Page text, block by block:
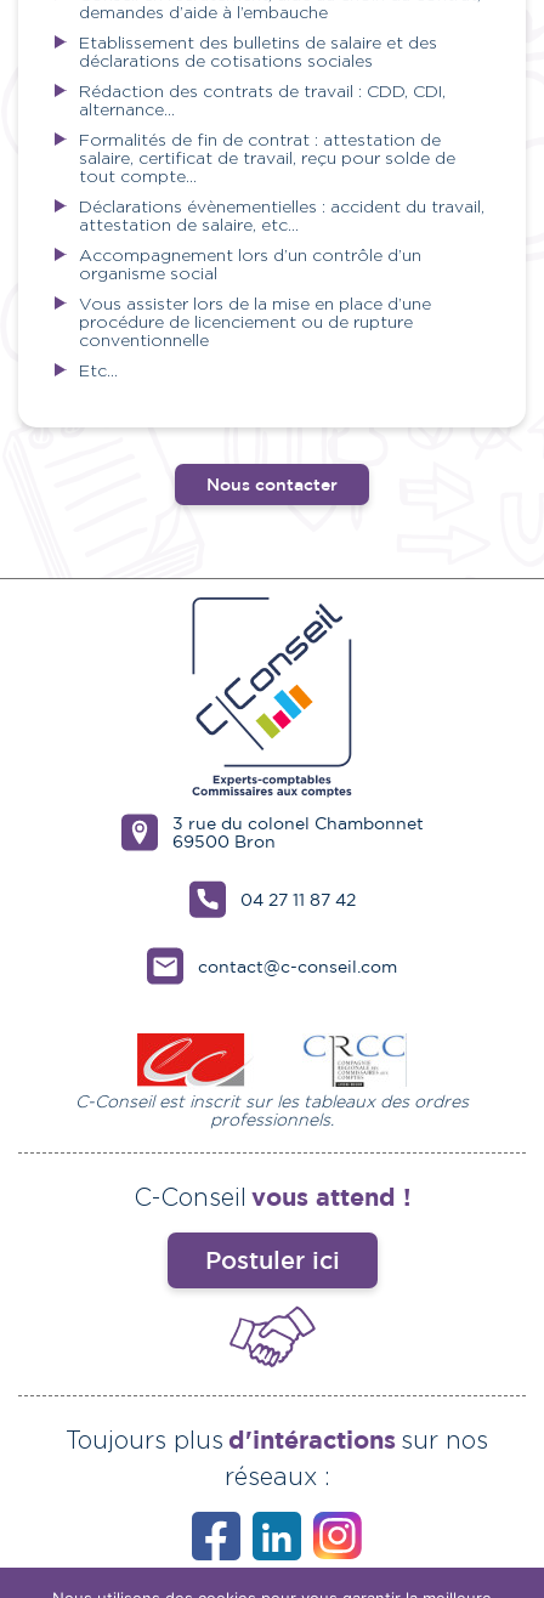
demandes d’aide à l’embauche
Etablissement des bulletins de salaire et des
déclarations de cotisations sociales
Rédaction des contrats de travail : CDD, CDI,
alternance…
Formalités de fin de contrat : attestation de
salaire, certificat de travail, reçu pour solde de
tout compte…
Déclarations évènementielles : accident du travail,
attestation de salaire, etc…
Accompagnement lors d’un contrôle d’un
organisme social
Vous assister lors de la mise en place d’une
procédure de licenciement ou de rupture
conventionnelle
Etc…
Nous contacter
3 rue du colonel Chambonnet
69500 Bron
04 27 11 87 42
contact@c-conseil.com
C-Conseil est inscrit sur les tableaux des ordres
professionnels.
C-Conseil vous attend !
Postuler ici
Toujours plus d'intéractions sur nos
réseaux :